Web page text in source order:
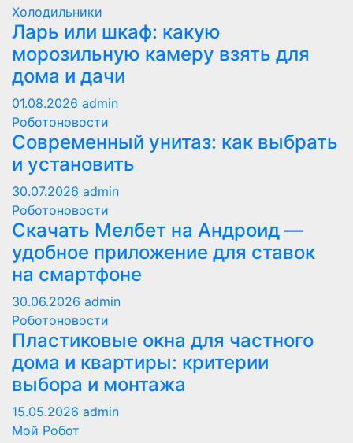
Холодильники
Ларь или шкаф: какую
морозильную камеру взять для
дома и дачи
01.08.2026 admin
Роботоновости
Современный унитаз: как выбрать
и установить
30.07.2026 admin
Роботоновости
Скачать Мелбет на Андроид —
удобное приложение для ставок
на смартфоне
30.06.2026 admin
Роботоновости
Пластиковые окна для частного
дома и квартиры: критерии
выбора и монтажа
15.05.2026 admin
Мой Робот